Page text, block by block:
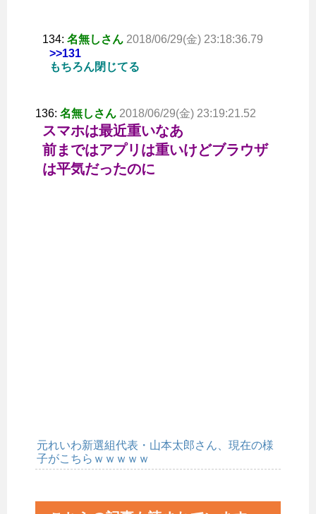
134: 名無しさん 2018/06/29(金) 23:18:36.79
>>131
もちろん閉じてる
136: 名無しさん 2018/06/29(金) 23:19:21.52
スマホは最近重いなあ
前まではアプリは重いけどブラウザ
は平気だったのに
元れいわ新選組代表・山本太郎さん、現在の様
子がこちらｗｗｗｗｗ